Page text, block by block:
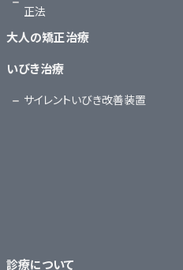
正法
大人の矯正治療
いびき治療
サイレントいびき改善装置
診療について